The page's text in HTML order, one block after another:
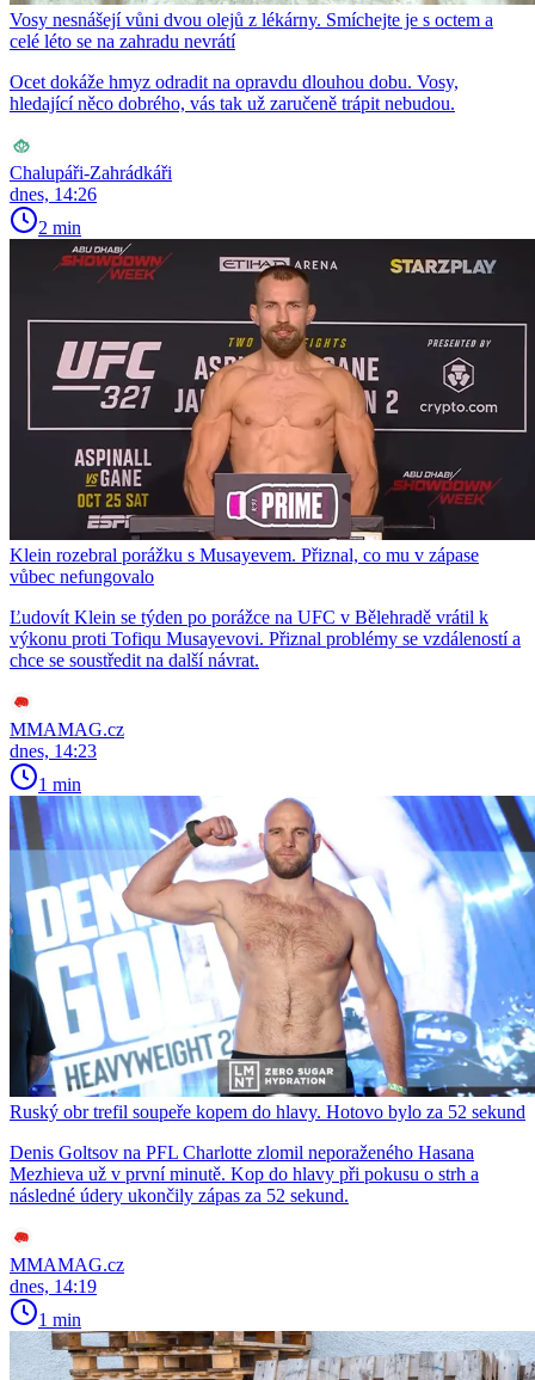
Vosy nesnášejí vůni dvou olejů z lékárny. Smíchejte je s octem a
celé léto se na zahradu nevrátí
Ocet dokáže hmyz odradit na opravdu dlouhou dobu. Vosy,
hledající něco dobrého, vás tak už zaručeně trápit nebudou.
Chalupáři-Zahrádkáři
dnes, 14:26
2 min
Klein rozebral porážku s Musayevem. Přiznal, co mu v zápase
vůbec nefungovalo
Ľudovít Klein se týden po porážce na UFC v Bělehradě vrátil k
výkonu proti Tofiqu Musayevovi. Přiznal problémy se vzdáleností a
chce se soustředit na další návrat.
MMAMAG.cz
dnes, 14:23
1 min
Ruský obr trefil soupeře kopem do hlavy. Hotovo bylo za 52 sekund
Denis Goltsov na PFL Charlotte zlomil neporaženého Hasana
Mezhieva už v první minutě. Kop do hlavy při pokusu o strh a
následné údery ukončily zápas za 52 sekund.
MMAMAG.cz
dnes, 14:19
1 min